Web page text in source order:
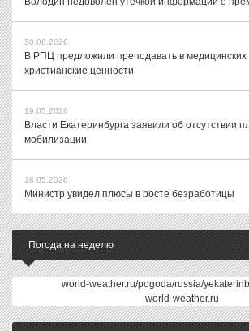
30.06.2026
В РПЦ предложили преподавать в медицинских
христианские ценности
19.05.2026
Власти Екатеринбурга заявили об отсутствии
мобилизации
18.05.2026
Министр увидел плюсы в росте безработицы
Погода на неделю
world-weather.ru/pogoda/russia/
world-weather.ru